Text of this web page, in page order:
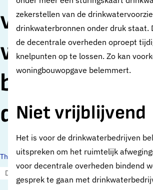
voor
woningbouw
drinkwater
Thema's:
Drinkwaterbronnen
zekerstellen van de
drinkwaterbronnen onder druk staat.
de decentrale overheden oproept
knelpunten op te lossen. Zo kan
woningbouwopgave belemmert.
Niet vrijblijvend
Het is voor de drinkwaterbedrijven
uitspreken om het ruimtelijk
voor decentrale overheden bindend
gesprek te gaan met